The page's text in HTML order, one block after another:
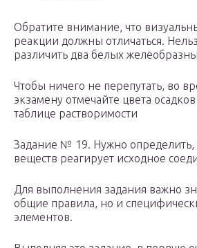
Обратите внимание, что
реакции должны отличаться.
различить два белых
Чтобы ничего не перепутать, во
экзамену отмечайте цвета
таблице растворимости
Задание № 19. Нужно определить,
веществ реагирует исходное
Для выполнения задания важно
общие правила, но и
элементов.